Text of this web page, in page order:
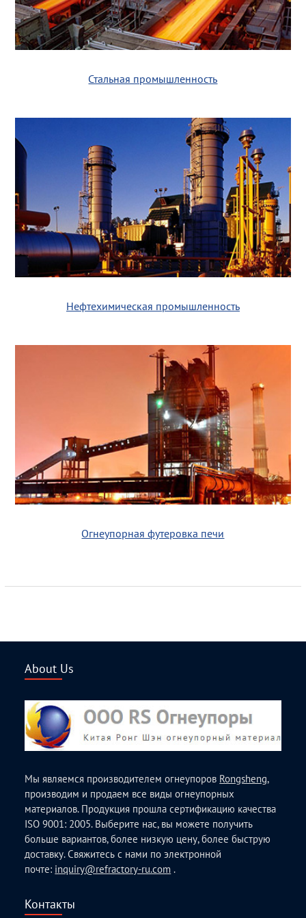
Стальная промышленность
Нефтехимическая промышленность
Огнеупорная футеровка печи
About Us
Мы являемся производителем огнеупоров Rongsheng,
производим и продаем все виды огнеупорных
материалов. Продукция прошла сертификацию качества
ISO 9001: 2005. Выберите нас, вы можете получить
больше вариантов, более низкую цену, более быструю
доставку. Свяжитесь с нами по электронной
почте: inquiry@refractory-ru.com .
Контакты